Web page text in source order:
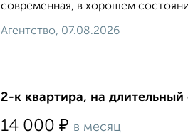
современная, в хорошем
Агентство, 07.08.2026
2-к квартира, на
14 000 ₽ в месяц